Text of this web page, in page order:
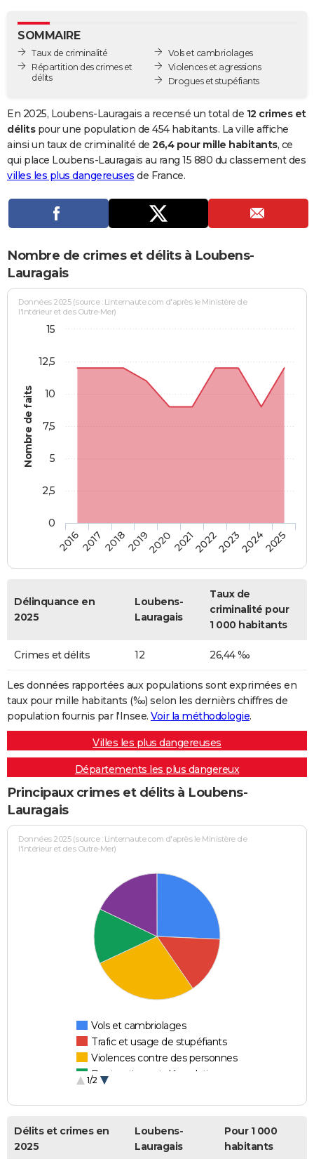
GUIDES D'ACHAT
BONS PLANS
Carte de Noël
Carte Bonne année
Carte Saint-Valentin
Carte Pâques
Carte d'anniversaire
DICTIONNAIRE
Dictionnaire
Biographies
Citations
Expressions
Proverbes
PROGRAMME TV
Se connecter
Entreprises
Service militaire
Avis de recherche
AVIS DE DÉCÈS
Bricolage
Lifestyle
Culture
Sport
Auto
Television
Voyage
Cinema
SOMMAIRE
Taux de criminalité
Répartition des crimes et
délits
Vols et cambriolages
Violences et agressions
Drogues et stupéfiants
En 2025, Loubens-Lauragais a recensé un total de 12 crimes et
délitspour une population de 454 habitants. La ville affiche
ainsi un taux de criminalité de 26,4 pour mille habitants, ce
qui place Loubens-Lauragais au rang 15 880 du classement des
villes les plus dangereuses de France.
Nombre de crimes et délits à Loubens-
Lauragais
Nombre de faits
Données 2025 (source : Linternaute.com d'après le Ministère de
l'Intérieur et des Outre-Mer)
2016201720182019202020212022202320242025
0
2,5
5
7,5
10
12,5
15
Délinquance en
2025
Loubens-
Lauragais
Taux de
criminalité pour
1 000 habitants
Crimes et délits 12 26,44 ‰
Les données rapportées aux populations sont exprimées en
taux pour mille habitants (‰) selon les dernièrs chiffres de
population fournis par l'Insee. Voir la méthodologie.
Villes les plus dangereuses
Départements les plus dangereux
Principaux crimes et délits à Loubens-
Lauragais
Données 2025 (source : Linternaute.com d'après le Ministère de
l'Intérieur et des Outre-Mer)
Vols et cambriolages
Trafic et usage de stupéfiants
Violences contre des personnes
Destructions et dégradations
1/2
Délits et crimes en
2025
Loubens-
Lauragais
Pour 1 000
habitants